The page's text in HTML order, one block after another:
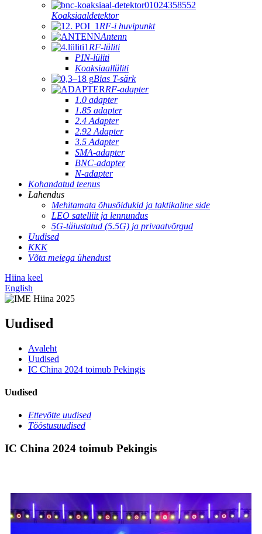
Koaksiaaldetektor
RF-i huvipunkt
Antenn
RF-lüliti
PIN-lüliti
Koaksiaallüliti
Bias T-särk
RF-adapter
1.0 adapter
1.85 adapter
2.4 Adapter
2.92 Adapter
3.5 Adapter
SMA-adapter
BNC-adapter
N-adapter
Kohandatud teenus
Lahendus
Mehitamata õhusõidukid ja taktikaline side
LEO satelliit ja lennundus
5G-täiustatud (5.5G) ja privaatvõrgud
Uudised
KKK
Võta meiega ühendust
Hiina keel
English
Uudised
Avaleht
Uudised
IC China 2024 toimub Pekingis
Uudised
Ettevõtte uudised
Tööstusuudised
IC China 2024 toimub Pekingis